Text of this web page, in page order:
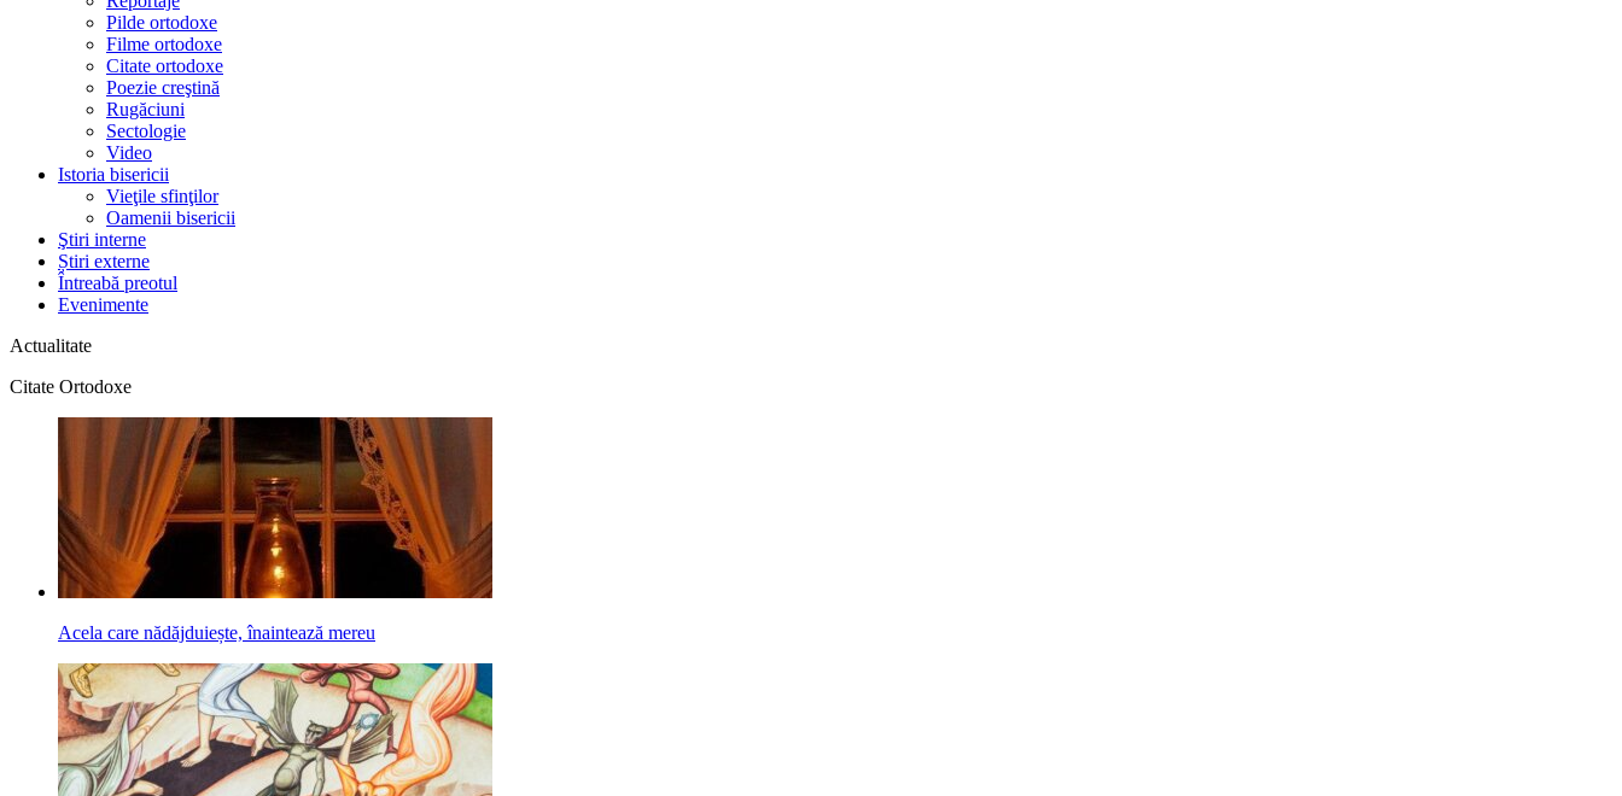
Pilde ortodoxe
Filme ortodoxe
Citate ortodoxe
Poezie creştină
Rugăciuni
Sectologie
Video
Istoria bisericii
Vieţile sfinţilor
Oamenii bisericii
Ştiri interne
Știri externe
Întreabă preotul
Evenimente
Actualitate
Citate Ortodoxe
Acela care nădăjduiește, înaintează mereu